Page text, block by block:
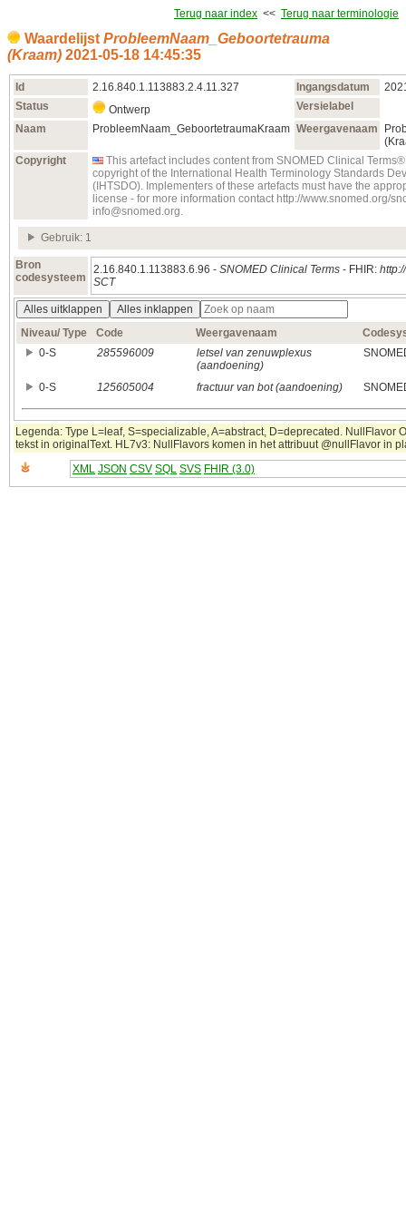
Terug naar index << Terug naar terminologie
Waardelijst ProbleemNaam_Geboortetrauma
(Kraam) 2021‑05‑18 14:45:35
Id 2.16.840.1.113883.2.4.11.327 Ingangsdatum
Status
Ontwerp
Versielabel
Naam
ProbleemNaam_GeboortetraumaKraam Weergavenaam
Copyright
This artefact includes content from SNOMED Clinical
copyright of the International Health Terminology Standards
(IHTSDO). Implementers of these artefacts must have the
license - for more information contact http://www.snomed.org/
info@snomed.org.
Gebruik: 1
Bron
codesysteem
2.16.840.1.113883.6.96 - SNOMED Clinical Terms - FHIR:
SCT
Alles uitklappen
Alles inklappen
Niveau/ Type
Code Weergavenaam
0‑S
285596009
letsel van zenuwplexus
(aandoening)
0‑S 125605004 fractuur van bot (aandoening)
Legenda: Type L=leaf, S=specializable, A=abstract, D=deprecated. NullFlavor
tekst in originalText. HL7v3: NullFlavors komen in het attribuut @nullFlavor in
XML JSON CSV SQL SVS FHIR (3.0)